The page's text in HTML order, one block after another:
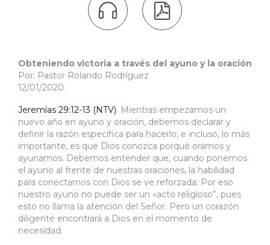
 
Obteniendo victoria a través del ayuno y la oración
Por: Pastor Rolando Rodríguez
12/01/2020
Jeremías 29:12-13 (NTV). Mientras empezamos un
nuevo año en ayuno y oración, debemos declarar y
definir la razón específica para hacerlo, e incluso, lo más
importante, es que Dios conozca porqué oramos y
ayunamos. Debemos entender que, cuando ponemos
el ayuno al frente de nuestras oraciones, la habilidad
para conectarnos con Dios se ve reforzada. Por eso
nuestro ayuno no puede ser un «acto religioso”, pues
esto no llama la atención del Señor. Pero un corazón
diligente encontrará a Dios en el momento de
necesidad.